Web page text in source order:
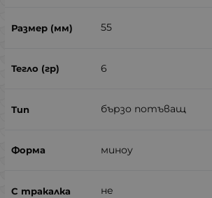
55
6
бързо потъващ
миноу
не